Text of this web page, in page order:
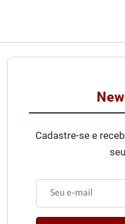
Cadastre-se e